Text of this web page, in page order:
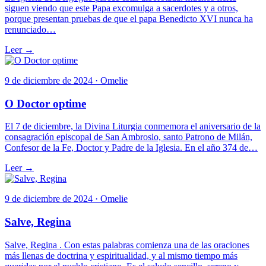
siguen viendo que este Papa excomulga a sacerdotes y a otros,
porque presentan pruebas de que el papa Benedicto XVI nunca ha
renunciado…
Leer →
9 de diciembre de 2024 · Omelie
O Doctor optime
El 7 de diciembre, la Divina Liturgia conmemora el aniversario de la
consagración episcopal de San Ambrosio, santo Patrono de Milán,
Confesor de la Fe, Doctor y Padre de la Iglesia. En el año 374 de…
Leer →
9 de diciembre de 2024 · Omelie
Salve, Regina
Salve, Regina . Con estas palabras comienza una de las oraciones
más llenas de doctrina y espiritualidad, y al mismo tiempo más